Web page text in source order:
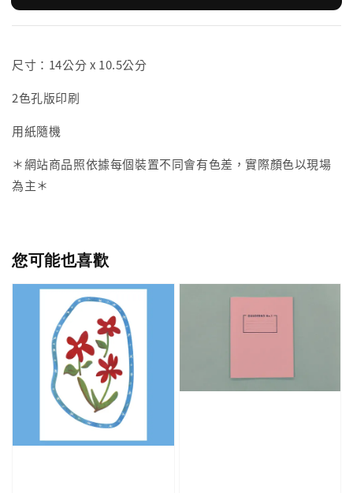
尺寸：14公分 x 10.5公分
2色孔版印刷
用紙隨機
＊網站商品照依據每個裝置不同會有色差，實際顏色以現場
為主＊
您可能也喜歡